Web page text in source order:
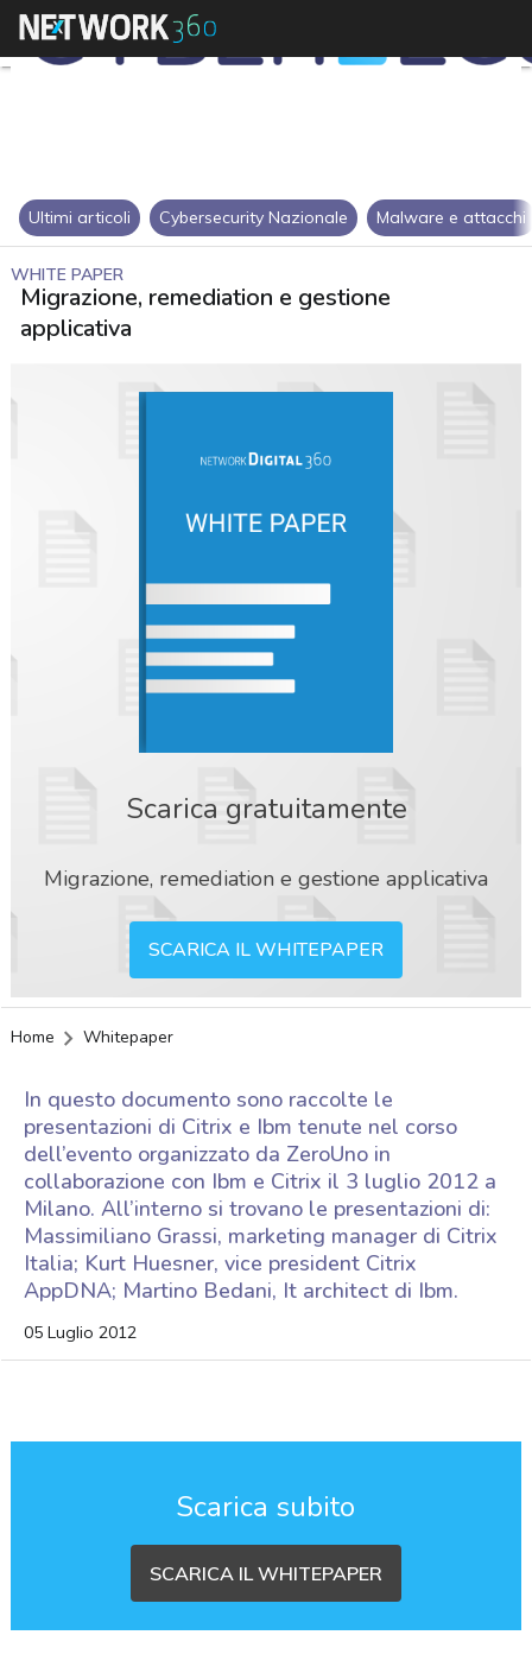
Ultimi articoli Cybersecurity Nazionale Malware e attacchi
WHITE PAPER
Migrazione, remediation e gestione
applicativa
Scarica gratuitamente
Migrazione, remediation e gestione applicativa
SCARICA IL WHITEPAPER
Home Whitepaper
In questo documento sono raccolte le
presentazioni di Citrix e Ibm tenute nel corso
dell’evento organizzato da ZeroUno in
collaborazione con Ibm e Citrix il 3 luglio 2012 a
Milano. All’interno si trovano le presentazioni di:
Massimiliano Grassi, marketing manager di Citrix
Italia; Kurt Huesner, vice president Citrix
AppDNA; Martino Bedani, It architect di Ibm.
05 Luglio 2012
Scarica subito
SCARICA IL WHITEPAPER